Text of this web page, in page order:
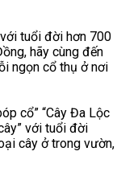
tuổi đời hơn 700
hãy cùng đến
ngọn cổ thụ ở nơi
cổ” “Cây Đa Lộc
với tuổi đời
cây ở trong vườn,